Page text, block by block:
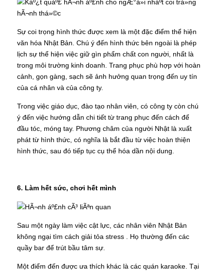
Sự coi trọng hình thức được xem là một đặc điểm thể hiện
văn hóa Nhật Bản. Chú ý đến hình thức bên ngoài là phép
lịch sự thể hiện việc giữ gìn phẩm chất con người, nhất là
trong môi trường kinh doanh. Trang phục phù hợp với hoàn
cảnh, gọn gàng, sạch sẽ ảnh hưởng quan trọng đến uy tín
của cá nhân và của công ty.
Trong việc giáo dục, đào tạo nhân viên, có công ty còn chú
ý đến việc hướng dẫn chi tiết từ trang phục đến cách để
đầu tóc, móng tay. Phương châm của người Nhật là xuất
phát từ hình thức, có nghĩa là bắt đầu từ việc hoàn thiện
hình thức, sau đó tiếp tục cụ thể hóa dần nội dung.
6. Làm hết sức, chơi hết mình
Sau một ngày làm việc cật lực, các nhân viên Nhật Bản
không ngại tìm cách giải tỏa stress . Họ thường đến các
quầy bar để trút bầu tâm sự.
Một điểm đến được ưa thích khác là các quán karaoke. Tại